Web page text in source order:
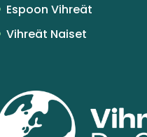
Espoon Vihreät
Vihreät Naiset